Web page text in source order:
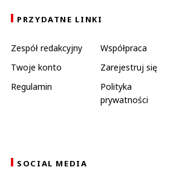
PRZYDATNE LINKI
Zespół redakcyjny Współpraca
Twoje konto
Zarejestruj się
Regulamin
Polityka
prywatności
SOCIAL MEDIA